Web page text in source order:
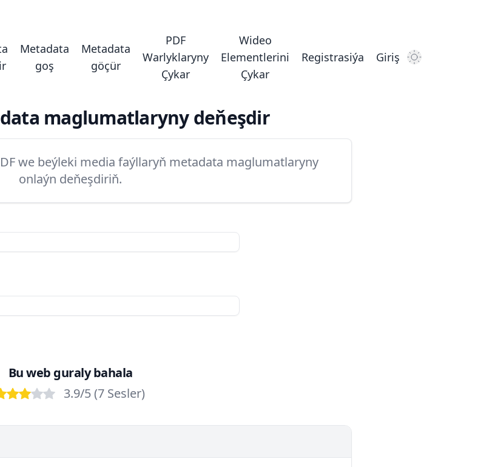
Metadata
goş
Metadata
göçür
PDF
Warlyklaryny
Çykar
Wideo
Elementlerini
Çykar
Registrasiýa Giriş Dark Mode
maglumatlaryny deňeşdir
we beýleki media faýllaryň metadata maglumatlaryny
onlaýn deňeşdiriň.
Bu web guraly bahala
Poor
OKGoodExcellent
3.9/5 (7 Sesler)